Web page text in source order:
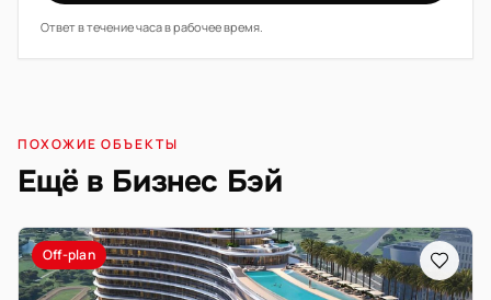
Ответ в течение часа в рабочее время.
ПОХОЖИЕ ОБЪЕКТЫ
Ещё в Бизнес Бэй
Off-plan